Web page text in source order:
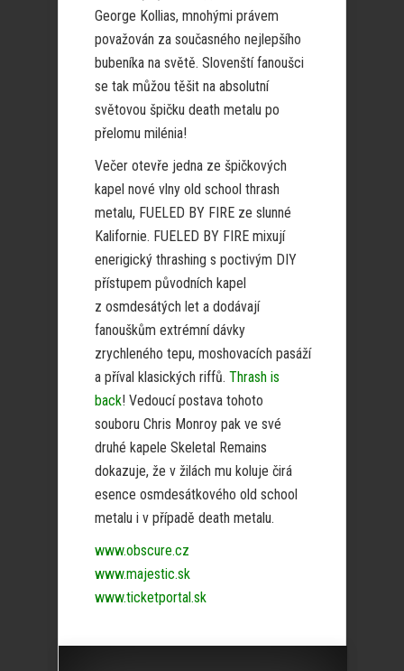
George Kollias, mnohými právem
považován za současného nejlepšího
bubeníka na světě. Slovenští fanoušci
se tak můžou těšit na absolutní
světovou špičku death metalu po
přelomu milénia!
Večer otevře jedna ze špičkových
kapel nové vlny old school thrash
metalu, FUELED BY FIRE ze slunné
Kalifornie. FUELED BY FIRE mixují
enerigický thrashing s poctivým DIY
přístupem původních kapel
z osmdesátých let a dodávají
fanouškům extrémní dávky
zrychleného tepu, moshovacích pasáží
a příval klasických riffů. Thrash is
back! Vedoucí postava tohoto
souboru Chris Monroy pak ve své
druhé kapele Skeletal Remains
dokazuje, že v žilách mu koluje čirá
esence osmdesátkového old school
metalu i v případě death metalu.
www.obscure.cz
www.majestic.sk
www.ticketportal.sk